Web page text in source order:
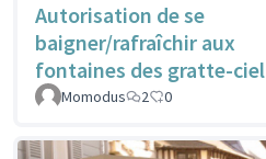
Autorisation de se
baigner/rafraîchir aux
fontaines des gratte-ciel
Momodus 2 0